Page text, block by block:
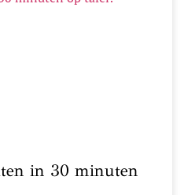
in 30 minuten